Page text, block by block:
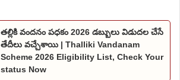
తల్లికి వందనం పధకం 2026 డబ్బులు విడుదల చేసే
తేదీలు వచ్చేశాయి | Thalliki Vandanam
Scheme 2026 Eligibility List, Check Your
status Now